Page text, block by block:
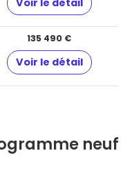
Voir le détail
135 490 €
Voir le détail
neuf